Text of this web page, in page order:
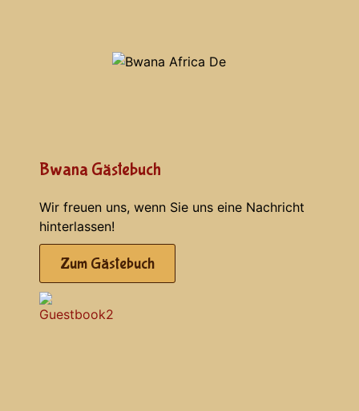
Bwana Gästebuch
Wir freuen uns, wenn Sie uns eine Nachricht
hinterlassen!
Zum Gästebuch